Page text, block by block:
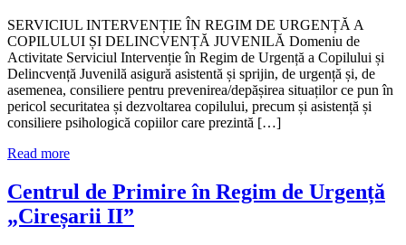
SERVICIUL INTERVENȚIE ÎN REGIM DE URGENȚĂ A
COPILULUI ȘI DELINCVENȚĂ JUVENILĂ Domeniu de
Activitate Serviciul Intervenție în Regim de Urgență a Copilului și
Delincvență Juvenilă asigură asistentă și sprijin, de urgență și, de
asemenea, consiliere pentru prevenirea/depășirea situaților ce pun în
pericol securitatea și dezvoltarea copilului, precum și asistență și
consiliere psihologică copiilor care prezintă […]
Read more
Centrul de Primire în Regim de Urgență
„Cireșarii II”